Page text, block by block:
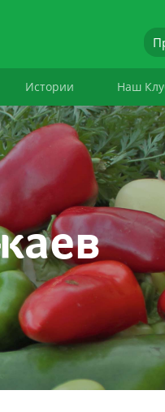
Истории Наш